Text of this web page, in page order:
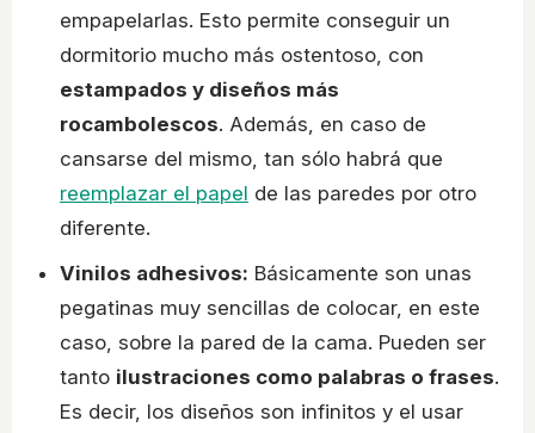
empapelarlas. Esto permite conseguir un
dormitorio mucho más ostentoso, con
estampados y diseños más
rocambolescos. Además, en caso de
cansarse del mismo, tan sólo habrá que
reemplazar el papel de las paredes por otro
diferente.
Vinilos adhesivos: Básicamente son unas
pegatinas muy sencillas de colocar, en este
caso, sobre la pared de la cama. Pueden ser
tanto ilustraciones como palabras o frases.
Es decir, los diseños son infinitos y el usar